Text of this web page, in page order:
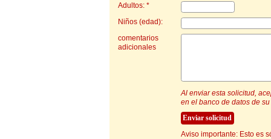
Adultos: *
Niños (edad):
comentarios
adicionales
Al enviar esta solicitud,
en el banco de datos de
Aviso importante: Esto es